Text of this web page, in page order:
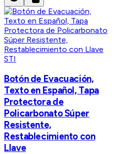
STI
Botón de Evacuación,
Texto en Español, Tapa
Protectora de
Policarbonato Súper
Resistente,
Restablecimiento con
Llave